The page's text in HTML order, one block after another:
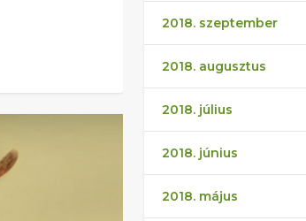
2018. szeptember
2018. augusztus
2018. július
2018. június
2018. május